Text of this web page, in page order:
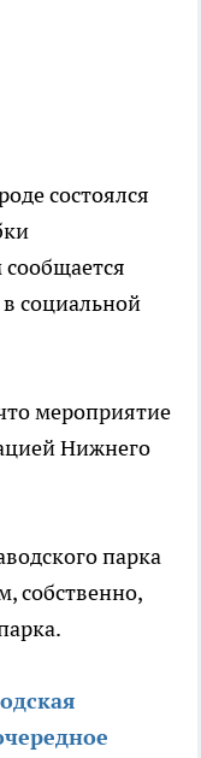
состоялся
социальной
мероприятие
Нижнего
парка
собственно,